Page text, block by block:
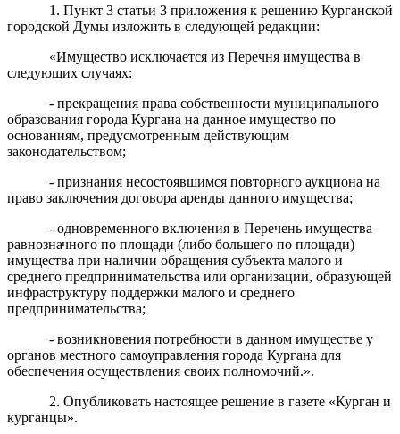
1. Пункт 3 статьи 3 приложения к решению Курганской
городской Думы изложить в следующей редакции:
«Имущество исключается из Перечня имущества в
следующих случаях:
- прекращения права собственности муниципального
образования города Кургана на данное имущество по
основаниям, предусмотренным действующим
законодательством;
- признания несостоявшимся повторного аукциона на
право заключения договора аренды данного имущества;
- одновременного включения в Перечень имущества
равнозначного по площади (либо большего по площади)
имущества при наличии обращения субъекта малого и
среднего предпринимательства или организации, образующей
инфраструктуру поддержки малого и среднего
предпринимательства;
- возникновения потребности в данном имуществе у
органов местного самоуправления города Кургана для
обеспечения осуществления своих полномочий.».
2. Опубликовать настоящее решение в газете «Курган и
курганцы».